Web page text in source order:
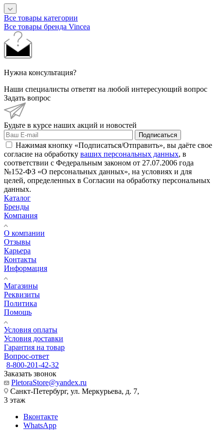
Все товары категории
Все товары бренда Vincea
Нужна консультация?
Наши специалисты ответят на любой интересующий вопрос
Задать вопрос
Будьте в курсе наших акций и новостей
Подписаться
Нажимая кнопку «Подписаться/Отправить», вы даёте свое
согласие на обработку ваших персональных данных, в
соответствии с Федеральным законом от 27.07.2006 года
№152-ФЗ «О персональных данных», на условиях и для
целей, определенных в Согласии на обработку персональных
данных.
Каталог
Бренды
Компания
О компании
Отзывы
Карьера
Контакты
Информация
Магазины
Реквизиты
Политика
Помощь
Условия оплаты
Условия доставки
Гарантия на товар
Вопрос-ответ
8-800-201-42-32
Заказать звонок
PletoraStore@yandex.ru
Санкт-Петербург, ул. Меркурьева, д. 7,
3 этаж
Вконтакте
WhatsApp